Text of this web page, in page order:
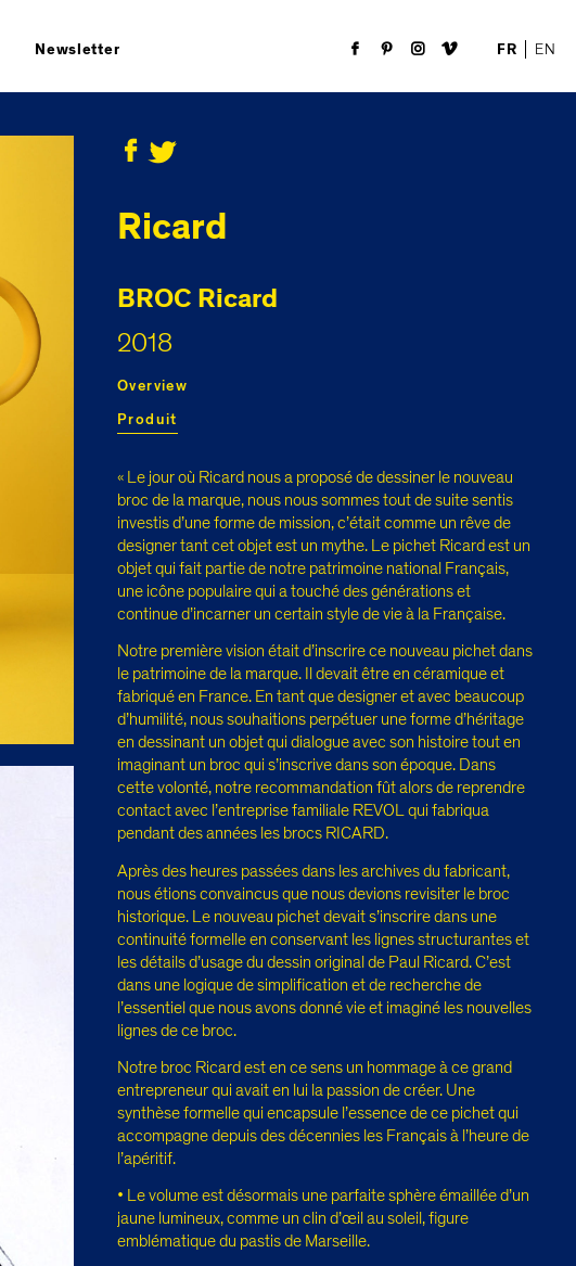
Newsletter FR EN
Ricard
BROC Ricard
2018
Overview
Produit
« Le jour où Ricard nous a proposé de dessiner le nouveau
broc de la marque, nous nous sommes tout de suite sentis
investis d’une forme de mission, c’était comme un rêve de
designer tant cet objet est un mythe. Le pichet Ricard est un
objet qui fait partie de notre patrimoine national Français,
une icône populaire qui a touché des générations et
continue d’incarner un certain style de vie à la Française.
Notre première vision était d’inscrire ce nouveau pichet dans
le patrimoine de la marque. Il devait être en céramique et
fabriqué en France. En tant que designer et avec beaucoup
d’humilité, nous souhaitions perpétuer une forme d’héritage
en dessinant un objet qui dialogue avec son histoire tout en
imaginant un broc qui s’inscrive dans son époque. Dans
cette volonté, notre recommandation fût alors de reprendre
contact avec l’entreprise familiale REVOL qui fabriqua
pendant des années les brocs RICARD.
Après des heures passées dans les archives du fabricant,
nous étions convaincus que nous devions revisiter le broc
historique. Le nouveau pichet devait s’inscrire dans une
continuité formelle en conservant les lignes structurantes et
les détails d’usage du dessin original de Paul Ricard. C’est
dans une logique de simplification et de recherche de
l’essentiel que nous avons donné vie et imaginé les nouvelles
lignes de ce broc.
Notre broc Ricard est en ce sens un hommage à ce grand
entrepreneur qui avait en lui la passion de créer. Une
synthèse formelle qui encapsule l’essence de ce pichet qui
accompagne depuis des décennies les Français à l’heure de
l’apéritif.
• Le volume est désormais une parfaite sphère émaillée d’un
jaune lumineux, comme un clin d’œil au soleil, figure
emblématique du pastis de Marseille.